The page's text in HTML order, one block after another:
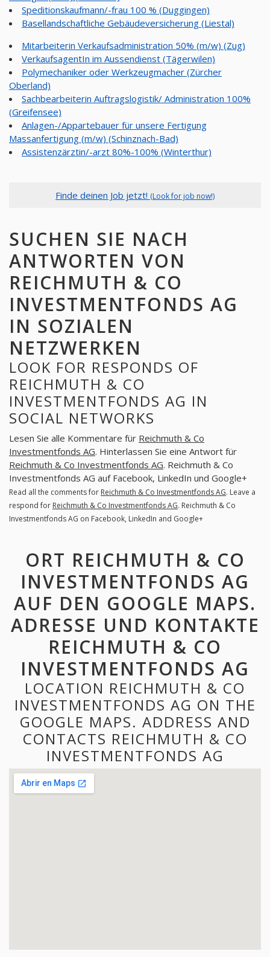
Speditionskaufmann/-frau 100 % (Duggingen)
Basellandschaftliche Gebäudeversicherung (Liestal)
Mitarbeiterin Verkaufsadministration 50% (m/w) (Zug)
VerkaufsagentIn im Aussendienst (Tägerwilen)
Polymechaniker oder Werkzeugmacher (Zürcher
Oberland)
Sachbearbeiterin Auftragslogistik/ Administration 100%
(Greifensee)
Anlagen-/Appartebauer für unsere Fertigung
Massanfertigung (m/w) (Schinznach-Bad)
Assistenzärztin/-arzt 80%-100% (Winterthur)
Finde deinen Job jetzt! (Look for job now!)
SUCHEN SIE NACH
ANTWORTEN VON
REICHMUTH & CO
INVESTMENTFONDS AG
IN SOZIALEN
NETZWERKEN
LOOK FOR RESPONDS OF
REICHMUTH & CO
INVESTMENTFONDS AG IN
SOCIAL NETWORKS
Lesen Sie alle Kommentare für Reichmuth & Co
Investmentfonds AG. Hinterlassen Sie eine Antwort für
Reichmuth & Co Investmentfonds AG. Reichmuth & Co
Investmentfonds AG auf Facebook, LinkedIn und Google+
Read all the comments for Reichmuth & Co Investmentfonds AG. Leave a
respond for Reichmuth & Co Investmentfonds AG. Reichmuth & Co
Investmentfonds AG on Facebook, LinkedIn and Google+
ORT REICHMUTH & CO
INVESTMENTFONDS AG
AUF DEN GOOGLE MAPS.
ADRESSE UND KONTAKTE
REICHMUTH & CO
INVESTMENTFONDS AG
LOCATION REICHMUTH & CO
INVESTMENTFONDS AG ON THE
GOOGLE MAPS. ADDRESS AND
CONTACTS REICHMUTH & CO
INVESTMENTFONDS AG